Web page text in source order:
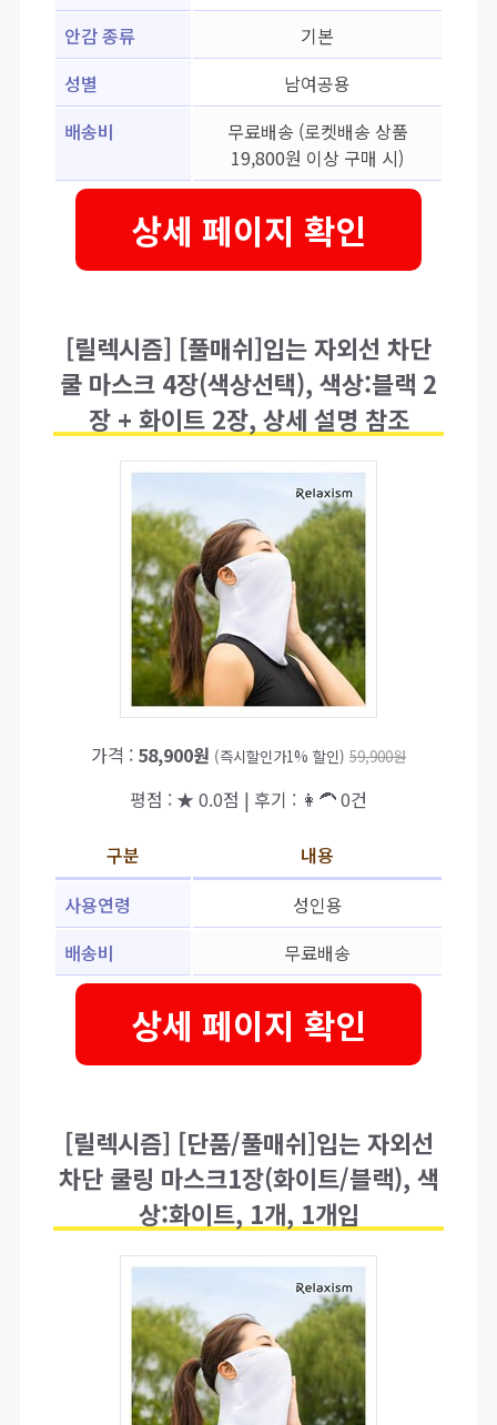
안감 종류
기본
성별
남여공용
배송비
무료배송 (로켓배송 상품
19,800원 이상 구매 시)
상세 페이지 확인
[릴렉시즘] [풀매쉬]입는 자외선 차단
쿨 마스크 4장(색상선택), 색상:블랙 2
장 + 화이트 2장, 상세 설명 참조
가격 : 58,900원 (즉시할인가1% 할인) 59,900원
평점 : ★ 0.0점 | 후기 : 👩‍🦱 0건
구분
내용
사용연령
성인용
배송비
무료배송
상세 페이지 확인
[릴렉시즘] [단품/풀매쉬]입는 자외선
차단 쿨링 마스크1장(화이트/블랙), 색
상:화이트, 1개, 1개입